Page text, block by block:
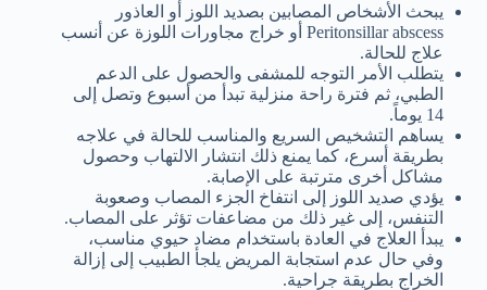
يبحث الأشخاص المصابين بصديد اللوز أو العاذور
Peritonsillar abscess أو خراج مجاورات اللوزة عن أنسب
علاج للحالة.
يتطلب الأمر التوجه للمشفى والحصول على الدعم
الطبي، ثم فترة راحة منزلية تبدأ من أسبوع وتصل إلى
14 يوماً.
يساهم التشخيص السريع والمناسب للحالة في علاجه
بطريقة أسرع، كما يمنع ذلك انتشار الالتهاب وحصول
مشاكل أخرى مترتبة على الإصابة.
يؤدي صديد اللوز إلى انتفاخ الجزء المصاب وصعوبة
التنفس، إلى غير ذلك من مضاعفات تؤثر على المصاب.
يبدأ العلاج في العادة باستخدام مضاد حيوي مناسب،
وفي حال عدم استجابة المريض يلجأ الطبيب إلى إزالة
الخراج بطريقة جراحية.